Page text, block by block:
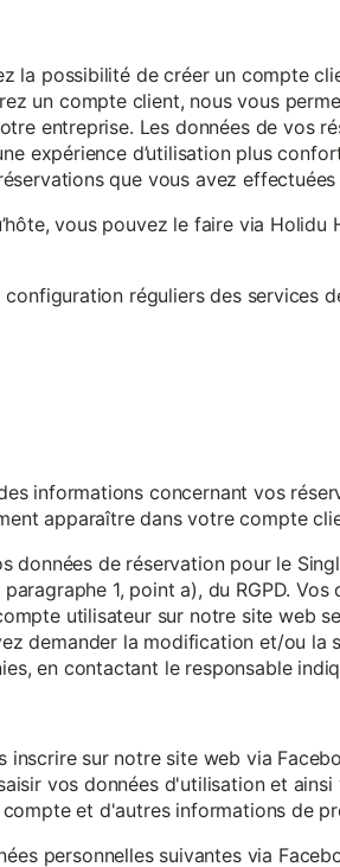
la possibilité de créer un compte
un compte client, nous vous
entreprise. Les données de vos
expérience d’utilisation plus
que vous avez
vous pouvez le faire via Holidu
configuration réguliers des services
informations concernant vos
apparaître dans votre compte
données de réservation pour le
1, point a), du RGPD.
utilisateur sur notre site web
demander la modification et/ou
en contactant le responsable
inscrire sur notre site web via
vos données d'utilisation et
et d'autres informations de
personnelles suivantes via